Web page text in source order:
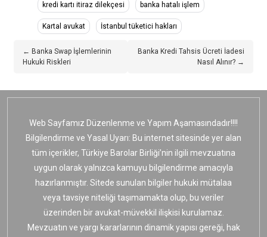
kredi kartı itiraz dilekçesi banka hatalı işlem
Kartal avukat İstanbul tüketici hakları
← Banka Swap İşlemlerinin
Hukuki Riskleri
Banka Kredi Tahsis Ücreti İadesi
Nasıl Alınır? →
Web Sayfamız Düzenlenme ve Yapım Aşamasındadır!!!!
Bilgilendirme ve Yasal Uyarı: Bu internet sitesinde yer alan
tüm içerikler, Türkiye Barolar Birliği’nin ilgili mevzuatına
uygun olarak yalnızca kamuyu bilgilendirme amacıyla
hazırlanmıştır. Sitede sunulan bilgiler hukuki mütalaa
veya tavsiye niteliği taşımamakta olup, bu veriler
üzerinden bir avukat-müvekkil ilişkisi kurulamaz.
Mevzuatın ve yargı kararlarının dinamik yapısı gereği, hak